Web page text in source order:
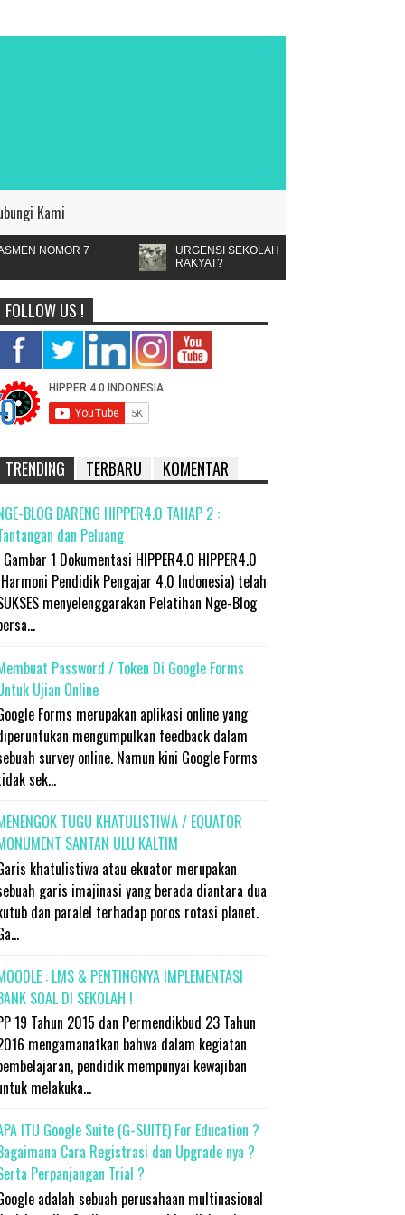
Kami
URGENSI SEKOLAH
FOLLOW US !
TRENDING TERBARU KOMENTAR
BLOG BARENG HIPPER4.0 TAHAP 2 :
dan Peluang
Gambar 1 Dokumentasi HIPPER4.0 HIPPER4.0
Pendidik Pengajar 4.0 Indonesia) telah
menyelenggarakan Pelatihan Nge-Blog
Password / Token Di Google Forms
Ujian Online
Forms merupakan aplikasi online yang
mengumpulkan feedback dalam
survey online. Namun kini Google Forms
sek...
TUGU KHATULISTIWA / EQUATOR
SANTAN ULU KALTIM
khatulistiwa atau ekuator merupakan
garis imajinasi yang berada diantara dua
dan paralel terhadap poros rotasi planet.
: LMS & PENTINGNYA IMPLEMENTASI
SOAL DI SEKOLAH !
19 Tahun 2015 dan Permendikbud 23 Tahun
mengamanatkan bahwa dalam kegiatan
pendidik mempunyai kewajiban
melakuka...
ITU Google Suite (G-SUITE) For Education ?
Cara Registrasi dan Upgrade nya ?
Perpanjangan Trial ?
adalah sebuah perusahaan multinasional